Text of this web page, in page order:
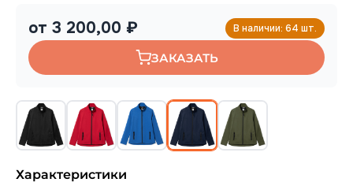
от 3 200,00 ₽ В наличии: 64 шт.
ЗАКАЗАТЬ
Характеристики